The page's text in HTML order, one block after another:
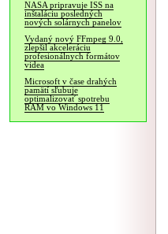
NASA pripravuje ISS na
inštaláciu posledných
nových solárnych panelov
Vydaný nový FFmpeg 9.0,
zlepšil akceleráciu
profesionálnych formátov
videa
Microsoft v čase drahých
pamätí sľubuje
optimalizovať spotrebu
RAM vo Windows 11